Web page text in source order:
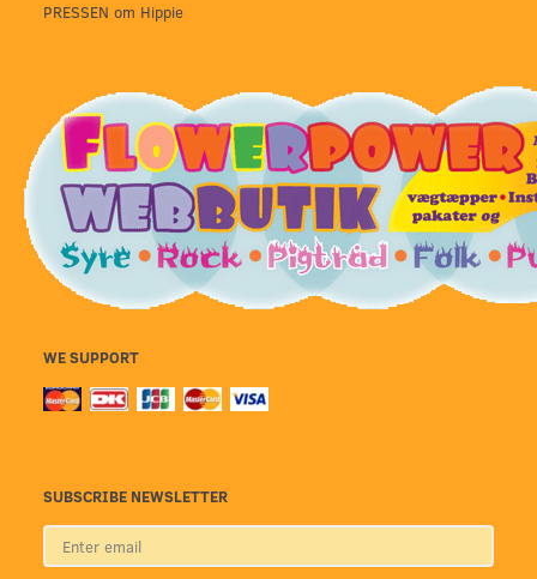
PRESSEN om Hippie
WE SUPPORT
SUBSCRIBE NEWSLETTER
Enter
email